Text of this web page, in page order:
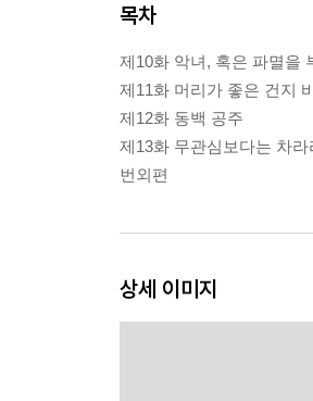
목차
제10화 악녀, 혹은 파멸을
제11화 머리가 좋은 건지
제12화 동백 공주
제13화 무관심보다는 차
번외편
상세 이미지